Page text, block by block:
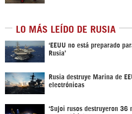
LO MÁS LEÍDO DE RUSIA
‘EEUU no está preparado
Rusia’
Rusia destruye Marina de
electrónicas
‘Sujoi rusos destruyeron 36